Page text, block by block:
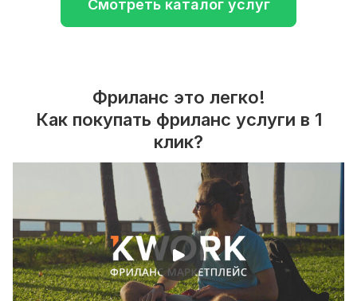
Смотреть каталог услуг
Фриланс это легко!
Как покупать фриланс услуги в 1
клик?